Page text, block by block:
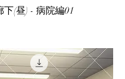
(昼) - 病院編01